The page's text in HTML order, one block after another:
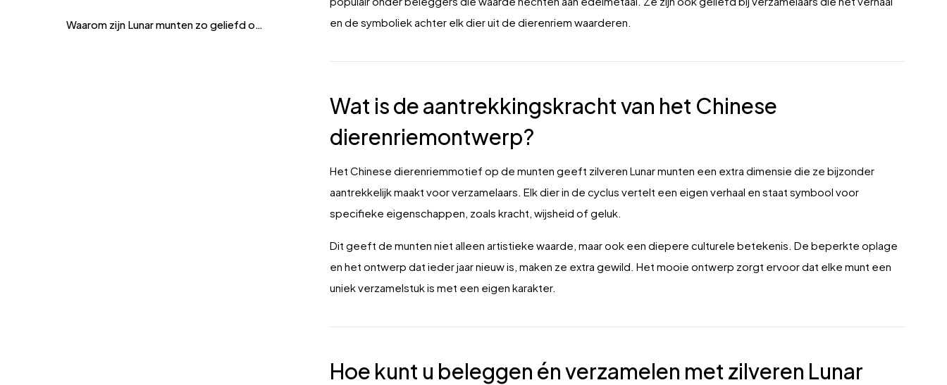
Waarom zijn Lunar munten zo geliefd onder beleggers?
en de symboliek achter elk dier uit de dierenriem waarderen.
Wat is de aantrekkingskracht van het Chinese
dierenriemontwerp?
Het Chinese dierenriemmotief op de munten geeft zilveren Lunar munten een extra dimensie die ze bijzonder
aantrekkelijk maakt voor verzamelaars. Elk dier in de cyclus vertelt een eigen verhaal en staat symbool voor
specifieke eigenschappen, zoals kracht, wijsheid of geluk.
Dit geeft de munten niet alleen artistieke waarde, maar ook een diepere culturele betekenis. De beperkte oplage
en het ontwerp dat ieder jaar nieuw is, maken ze extra gewild. Het mooie ontwerp zorgt ervoor dat elke munt een
uniek verzamelstuk is met een eigen karakter.
Hoe kunt u beleggen én verzamelen met zilveren Lunar